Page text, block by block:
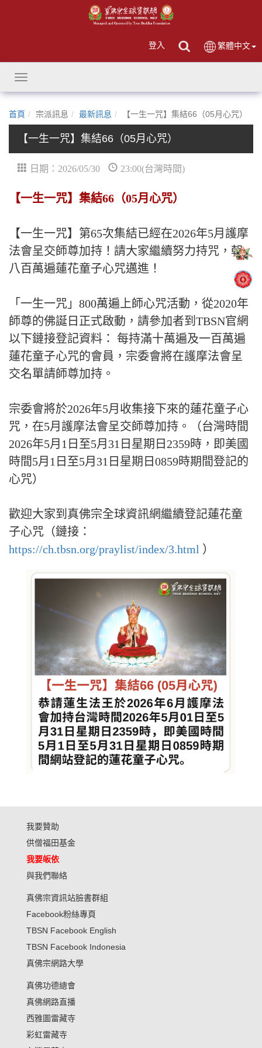
登入 繁體中文
Toggle
navigation
首頁 宗派訊息 最新訊息 【一生一咒】集結66（05月心咒）
【一生一咒】集結66（05月心咒）
日期：2026/05/30 23:00(台灣時間)
【一生一咒】集結66（05月心咒）
【一生一咒】第65次集結已經在2026年5月護摩
法會呈交師尊加持！請大家繼續努力持咒，朝
八百萬遍蓮花童子心咒邁進！
「一生一咒」800萬遍上師心咒活動，從2020年
師尊的佛誕日正式啟動，請參加者到TBSN官網
以下鏈接登記資料： 每持滿十萬遍及一百萬遍
蓮花童子心咒的會員，宗委會將在護摩法會呈
交名單請師尊加持。
宗委會將於2026年5月收集接下來的蓮花童子心
咒，在5月護摩法會呈交師尊加持。（台灣時間
2026年5月1日至5月31日星期日2359時，即美國
時間5月1日至5月31日星期日0859時期間登記的
心咒）
歡迎大家到真佛宗全球資訊網繼續登記蓮花童
子心咒（鏈接：
https://ch.tbsn.org/praylist/index/3.html ）
我要贊助
供僧福田基金
我要皈依
與我們聯絡
真佛宗資訊站臉書群組
Facebook粉絲專頁
TBSN Facebook English
TBSN Facebook Indonesia
真佛宗網路大學
真佛功德總會
真佛網路直播
西雅圖雷藏寺
彩虹雷藏寺